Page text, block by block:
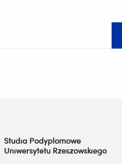
Studia Podyplomowe
Uniwersytetu Rzeszowskiego